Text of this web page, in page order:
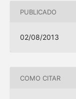
PUBLICADO
02/08/2013
COMO CITAR